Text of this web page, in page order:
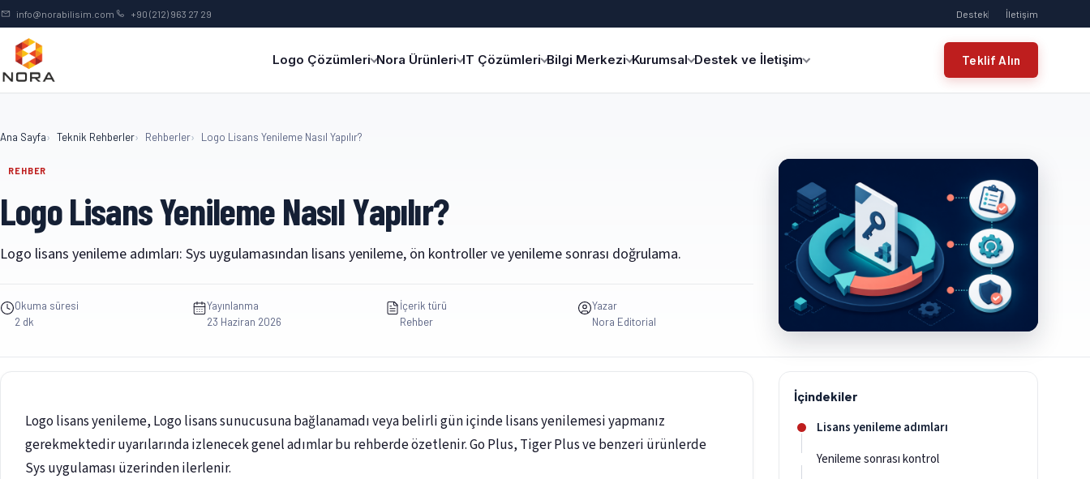
İçeriğe geç
info@norabilisim.com +90 (212) 963 27 29 Destek İletişim
Logo Çözümleri Nora Ürünleri IT Çözümleri Bilgi Merkezi Kurumsal Destek ve İletişim Teklif Alın
Ana Sayfa Teknik Rehberler Rehberler Logo Lisans Yenileme Nasıl Yapılır?
REHBER
Logo Lisans Yenileme Nasıl Yapılır?
Logo lisans yenileme adımları: Sys uygulamasından lisans yenileme, ön kontroller ve yenileme sonrası doğrulama.
Okuma süresi
2 dk
Yayınlanma
23 Haziran 2026
İçerik türü
Rehber
Yazar
Nora Editorial
Logo lisans yenileme, Logo lisans sunucusuna bağlanamadı veya belirli gün içinde lisans yenilemesi yapmanız
gerekmektedir uyarılarında izlenecek genel adımlar bu rehberde özetlenir. Go Plus, Tiger Plus ve benzeri ürünlerde
Sys uygulaması üzerinden ilerlenir.
İçindekiler
Lisans yenileme adımları
Yenileme sonrası kontrol